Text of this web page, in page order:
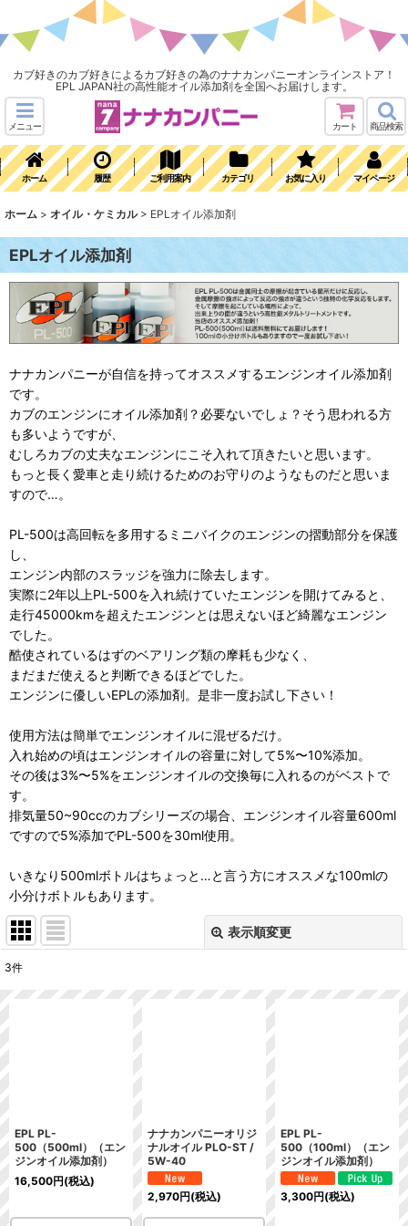
カブ好きのカブ好きによるカブ好きの為のナナカンパニーオンラインストア！
EPL JAPAN社の高性能オイル添加剤を全国へお届けします。
メニュー カート 商品検索
ホーム 履歴 ご利用案内 カテゴリ お気に入り マイページ
ホーム > オイル・ケミカル > EPLオイル添加剤
EPLオイル添加剤
ナナカンパニーが自信を持ってオススメするエンジンオイル添加剤
です。
カブのエンジンにオイル添加剤？必要ないでしょ？そう思われる方
も多いようですが、
むしろカブの丈夫なエンジンにこそ入れて頂きたいと思います。
もっと長く愛車と走り続けるためのお守りのようなものだと思いま
すので…。
PL-500は高回転を多用するミニバイクのエンジンの摺動部分を保護
し、
エンジン内部のスラッジを強力に除去します。
実際に2年以上PL-500を入れ続けていたエンジンを開けてみると、
走行45000kmを超えたエンジンとは思えないほど綺麗なエンジン
でした。
酷使されているはずのベアリング類の摩耗も少なく、
まだまだ使えると判断できるほどでした。
エンジンに優しいEPLの添加剤。是非一度お試し下さい！
使用方法は簡単でエンジンオイルに混ぜるだけ。
入れ始めの頃はエンジンオイルの容量に対して5%〜10%添加。
その後は3%〜5%をエンジンオイルの交換毎に入れるのがベストで
す。
排気量50~90ccのカブシリーズの場合、エンジンオイル容量600ml
ですので5%添加でPL-500を30ml使用。
いきなり500mlボトルはちょっと…と言う方にオススメな100mlの
小分けボトルもあります。
表示順変更
3件
EPL PL-
500（500ml）（エン
ジンオイル添加剤）
16,500円(税込)
ナナカンパニーオリジ
ナルオイル PLO-ST /
5W-40
2,970円(税込)
EPL PL-
500（100ml）（エン
ジンオイル添加剤）
3,300円(税込)